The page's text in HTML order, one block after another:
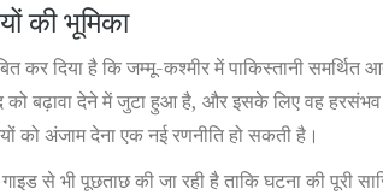
की भूमिका
कर दिया है कि जम्मू-कश्मीर में पाकिस्तानी समर्थित
को बढ़ावा देने में जुटा हुआ है, और इसके लिए वह हरसंभव
को अंजाम देना एक नई रणनीति हो सकती है।
से भी पूछताछ की जा रही है ताकि घटना की पूरी